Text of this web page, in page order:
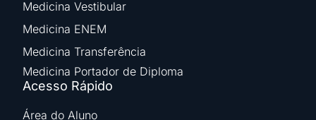
Medicina Vestibular
Medicina ENEM
Medicina Transferência
Medicina Portador de Diploma
Acesso Rápido
Área do Aluno